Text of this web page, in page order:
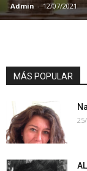
Admin - 12/07/2021
MÁS POPULAR